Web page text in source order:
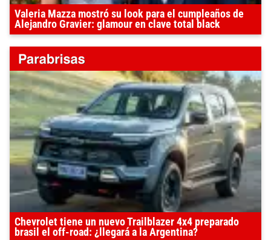
Valeria Mazza mostró su look para el cumpleaños de
Alejandro Gravier: glamour en clave total black
Chevrolet tiene un nuevo Trailblazer 4x4 preparado
brasil el off-road: ¿llegará a la Argentina?